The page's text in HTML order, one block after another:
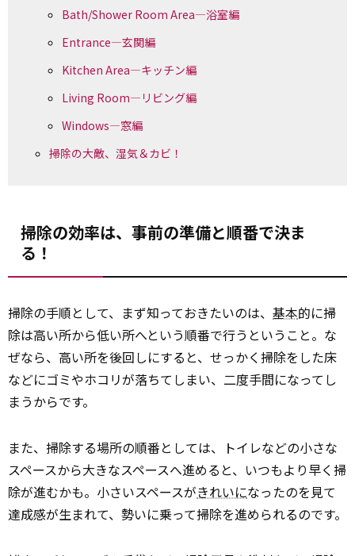
Bath/Shower Room Area―浴室編
Entrance―玄関編
Kitchen Area―キッチン編
Living Room―リビング編
Windows―窓編
掃除の大敵、湿気＆カビ！
掃除の効率は、事前の準備と順番で決ま
る！
掃除の手順として、まず知っておきたいのは、 基本的に掃
除は高い所から低い所へという順番で行うということ。な
ぜなら、高い所を後回しにすると、せっかく掃除をした床
などにゴミやホコリが落ちてしまい、二度手間になってし
まうからです。
また、掃除する場所の順番としては、トイレなどの小さな
スペースから大きなスペースへ進めると、いつもより早く掃
除が進むかも。小さいスペースがきれいになったのを見て
達成感が生まれて、勢いに乗って掃除を進められるのです。